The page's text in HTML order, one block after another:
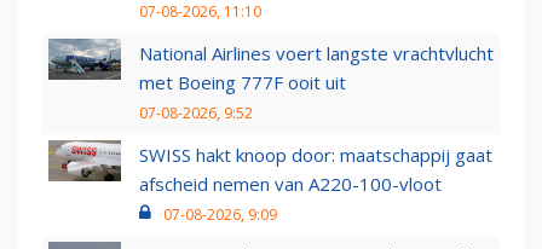
07-08-2026, 11:10
National Airlines voert langste vrachtvlucht
met Boeing 777F ooit uit
07-08-2026, 9:52
SWISS hakt knoop door: maatschappij gaat
afscheid nemen van A220-100-vloot
07-08-2026, 9:09